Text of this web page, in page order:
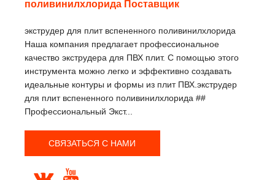
поливинилхлорида Поставщик
экструдер для плит вспененного поливинилхлорида
Наша компания предлагает профессиональное
качество экструдера для ПВХ плит. С помощью этого
инструмента можно легко и эффективно создавать
идеальные контуры и формы из плит ПВХ.экструдер
для плит вспененного поливинилхлорида ##
Профессиональный Экст...
СВЯЗАТЬСЯ С НАМИ